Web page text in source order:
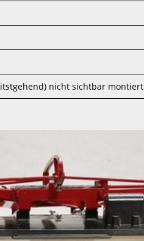
nicht sichtbar montiert